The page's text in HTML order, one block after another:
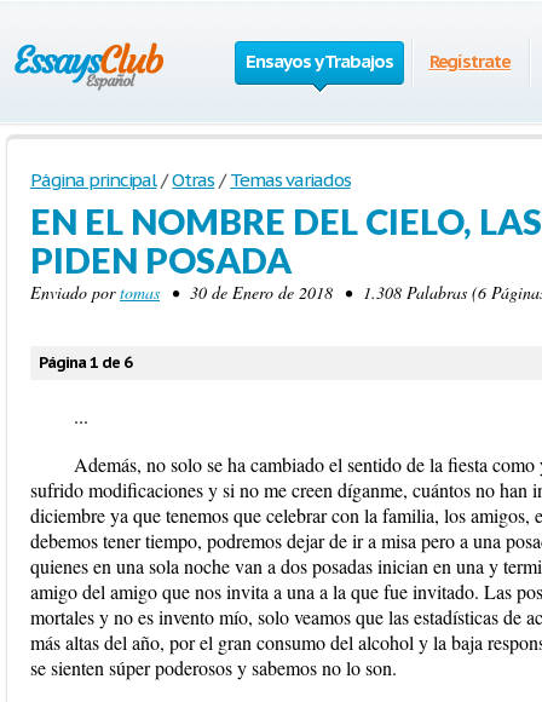
Ensayos y Trabajos Regístrate
Página principal / Otras / Temas variados
EN EL NOMBRE DEL CIELO,
PIDEN POSADA
Enviado portomas • 30 de Enero de 2018 • 1.308 Palabras (6
Página 1 de 6
...
Además, no solo se ha cambiado el sentido de la fiesta
sufrido modificaciones y si no me creen díganme, cuántos no han
diciembre ya que tenemos que celebrar con la familia, los amigos,
debemos tener tiempo, podremos dejar de ir a misa pero a una
quienes en una sola noche van a dos posadas inician en una y
amigo del amigo que nos invita a una a la que fue invitado. Las
mortales y no es invento mío, solo veamos que las estadísticas de
más altas del año, por el gran consumo del alcohol y la baja
se sienten súper poderosos y sabemos no lo son.